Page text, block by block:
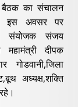
बैठक का संचालन
इस अवसर पर
संयोजक संजय
दीपक
अध्यक्ष,शक्ति